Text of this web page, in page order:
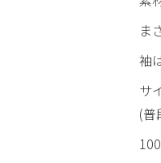
ま
袖
サ
(普